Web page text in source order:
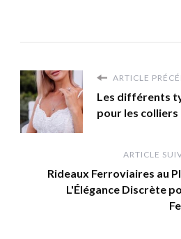
ARTICLE
Les différents
pour les colliers
ARTICLE
Rideaux Ferroviaires au
L'Élégance Discrète